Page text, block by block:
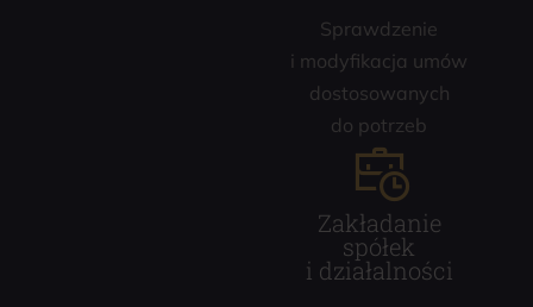
Sprawdzenie
i modyfikacja umów
dostosowanych
do potrzeb
Zakładanie
spółek
i działalności